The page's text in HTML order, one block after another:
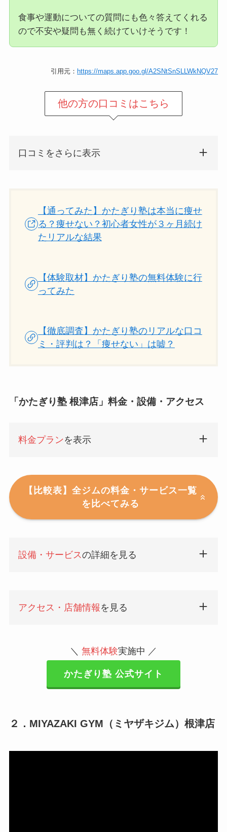
食事や運動についての質問にも色々答えてくれる
ので不安や疑問も無く続けていけそうです！
引用元： https://maps.app.goo.gl/A2SNtSnSLLWkNQV27
他の方の口コミはこちら
口コミをさらに表示
【通ってみた】かたぎり塾は本当に痩せ
る？痩せない？初心者女性が３ヶ月続け
たリアルな結果
【体験取材】かたぎり塾の無料体験に行
ってみた
【徹底調査】かたぎり塾のリアルな口コ
ミ・評判は？「痩せない」は嘘？
「かたぎり塾 根津店」料金・設備・アクセス
料金プランを表示
【比較表】全ジムの料金・サービス一覧
を比べてみる
設備・サービスの詳細を見る
アクセス・店舗情報 を見る
＼ 無料体験実施中 ／
かたぎり塾 公式サイト
２．MIYAZAKI GYM（ミヤザキジム）根津店